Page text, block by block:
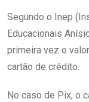
Segundo o Inep
Educacionais
primeira vez o
cartão de crédito.
No caso de Pix, o